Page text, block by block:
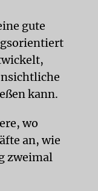
gute
kann.
wo
an, wie
zweimal